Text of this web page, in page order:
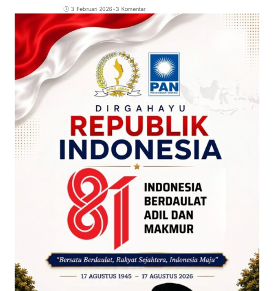
3 Februari 2026•3 Komentar